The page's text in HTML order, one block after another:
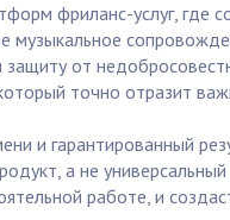
фриланс-услуг, где
от
точно отразит
и гарантированный
а не
работе, и